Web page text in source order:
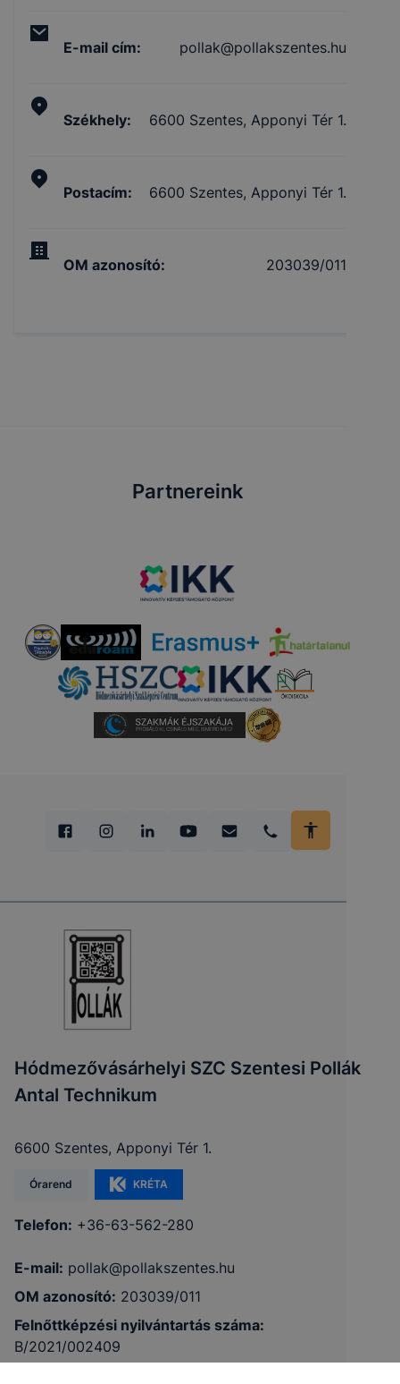
E-mail cím: pollak@pollakszentes.hu
Székhely: 6600 Szentes, Apponyi Tér 1.
Postacím: 6600 Szentes, Apponyi Tér 1.
OM azonosító: 203039/011
Partnereink
Hódmezővásárhelyi SZC Szentesi Pollák
Antal Technikum
6600 Szentes, Apponyi Tér 1.
Órarend KRÉTA
Telefon: +36-63-562-280
E-mail: pollak@pollakszentes.hu
OM azonosító: 203039/011
Felnőttképzési nyilvántartás száma:
B/2021/002409